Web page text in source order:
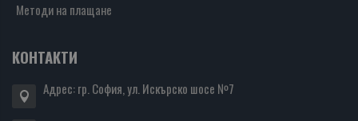
Методи на плащане
КОНТАКТИ
Адрес: гр. София, ул. Искърско шосе №7